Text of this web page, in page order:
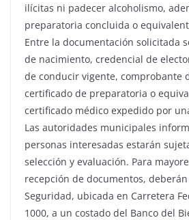
ilícitas ni padecer alcoholismo,
preparatoria concluida o
Entre la documentación solicitada
de nacimiento, credencial de
de conducir vigente, comprobante
certificado de preparatoria o
certificado médico expedido por
Las autoridades municipales
personas interesadas estarán
selección y evaluación. Para
recepción de documentos,
Seguridad, ubicada en Carretera
1000, a un costado del Banco del